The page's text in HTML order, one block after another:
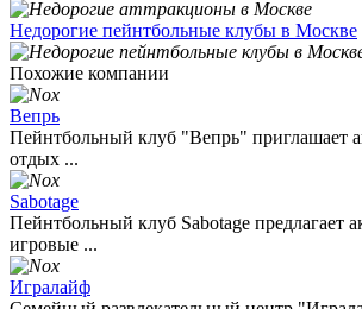
Недорогие пейнтбольные клубы в Москве
Похожие компании
Вепрь
Пейнтбольный клуб "Вепрь" приглашает
отдых ...
Sabotage
Пейнтбольный клуб Sabotage предлагает
игровые ...
Игралайф